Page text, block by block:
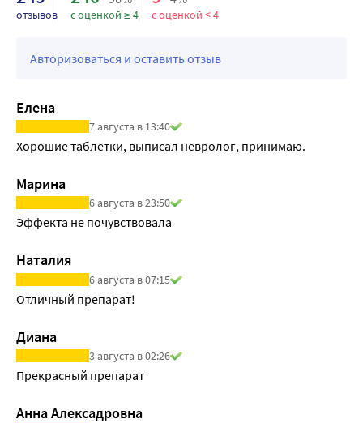
отзывов с оценкой ≥ 4 с оценкой < 4
Авторизоваться и оставить отзыв
Елена
7 августа в 13:40
Хорошие таблетки, выписал невролог, принимаю.
Марина
6 августа в 23:50
Эффекта не почувствовала
Наталия
6 августа в 07:15
Отличный препарат!
Диана
3 августа в 02:26
Прекрасный препарат
Анна Алексадровна